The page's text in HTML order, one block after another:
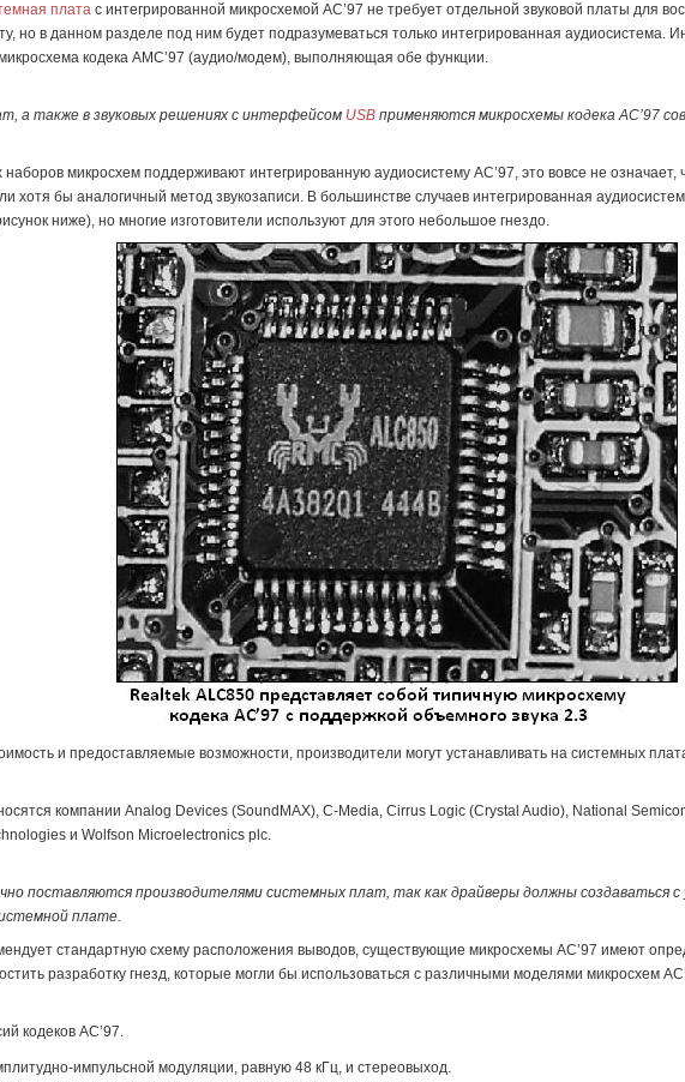
плата с интегрированной микросхемой AC’97 не требует отдельной звуковой платы для
но в данном разделе под ним будет подразумеваться только интегрированная аудиосистема.
кодека AMC’97 (аудио/модем), выполняющая обе функции.
а также в звуковых решениях с интерфейсом USB применяются микросхемы кодека AC’97
микросхем поддерживают интегрированную аудиосистему AC’97, это вовсе не
хотя бы аналогичный метод звукозаписи. В большинстве случаев интегрированная
ниже), но многие изготовители используют для этого небольшое гнездо.
и предоставляемые возможности, производители могут устанавливать на системных
компании Analog Devices (SoundMAX), C-Media, Cirrus Logic (Crystal Audio), National
и Wolfson Microelectronics plc.
поставляются производителями системных плат, так как драйверы должны создаваться
плате.
стандартную схему расположения выводов, существующие микросхемы AC’97 имеют
разработку гнезд, которые могли бы использоваться с различными моделями микросхем
кодеков AC’97.
импульсной модуляции, равную 48 кГц, и стереовыход.